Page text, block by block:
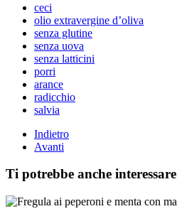
ceci
olio extravergine d’oliva
senza glutine
senza uova
senza latticini
porri
arance
radicchio
salvia
Indietro
Avanti
Ti potrebbe anche interessare